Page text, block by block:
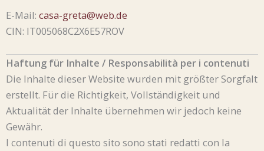
E-Mail: casa-greta@web.de
CIN: IT005068C2X6E57ROV
Haftung für Inhalte / Responsabilità per i contenuti
Die Inhalte dieser Website wurden mit größter Sorgfalt
erstellt. Für die Richtigkeit, Vollständigkeit und
Aktualität der Inhalte übernehmen wir jedoch keine
Gewähr.
I contenuti di questo sito sono stati redatti con la